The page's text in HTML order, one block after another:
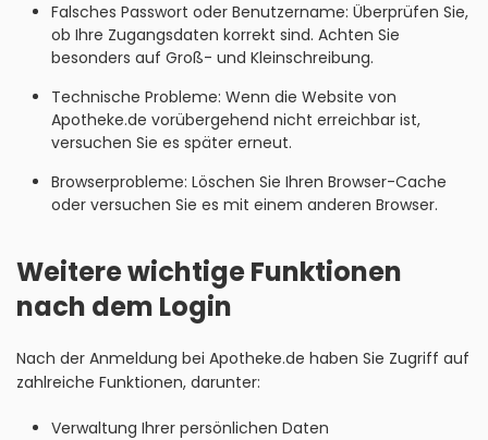
Falsches Passwort oder Benutzername: Überprüfen Sie,
ob Ihre Zugangsdaten korrekt sind. Achten Sie
besonders auf Groß- und Kleinschreibung.
Technische Probleme: Wenn die Website von
Apotheke.de vorübergehend nicht erreichbar ist,
versuchen Sie es später erneut.
Browserprobleme: Löschen Sie Ihren Browser-Cache
oder versuchen Sie es mit einem anderen Browser.
Weitere wichtige Funktionen
nach dem Login
Nach der Anmeldung bei Apotheke.de haben Sie Zugriff auf
zahlreiche Funktionen, darunter:
Verwaltung Ihrer persönlichen Daten